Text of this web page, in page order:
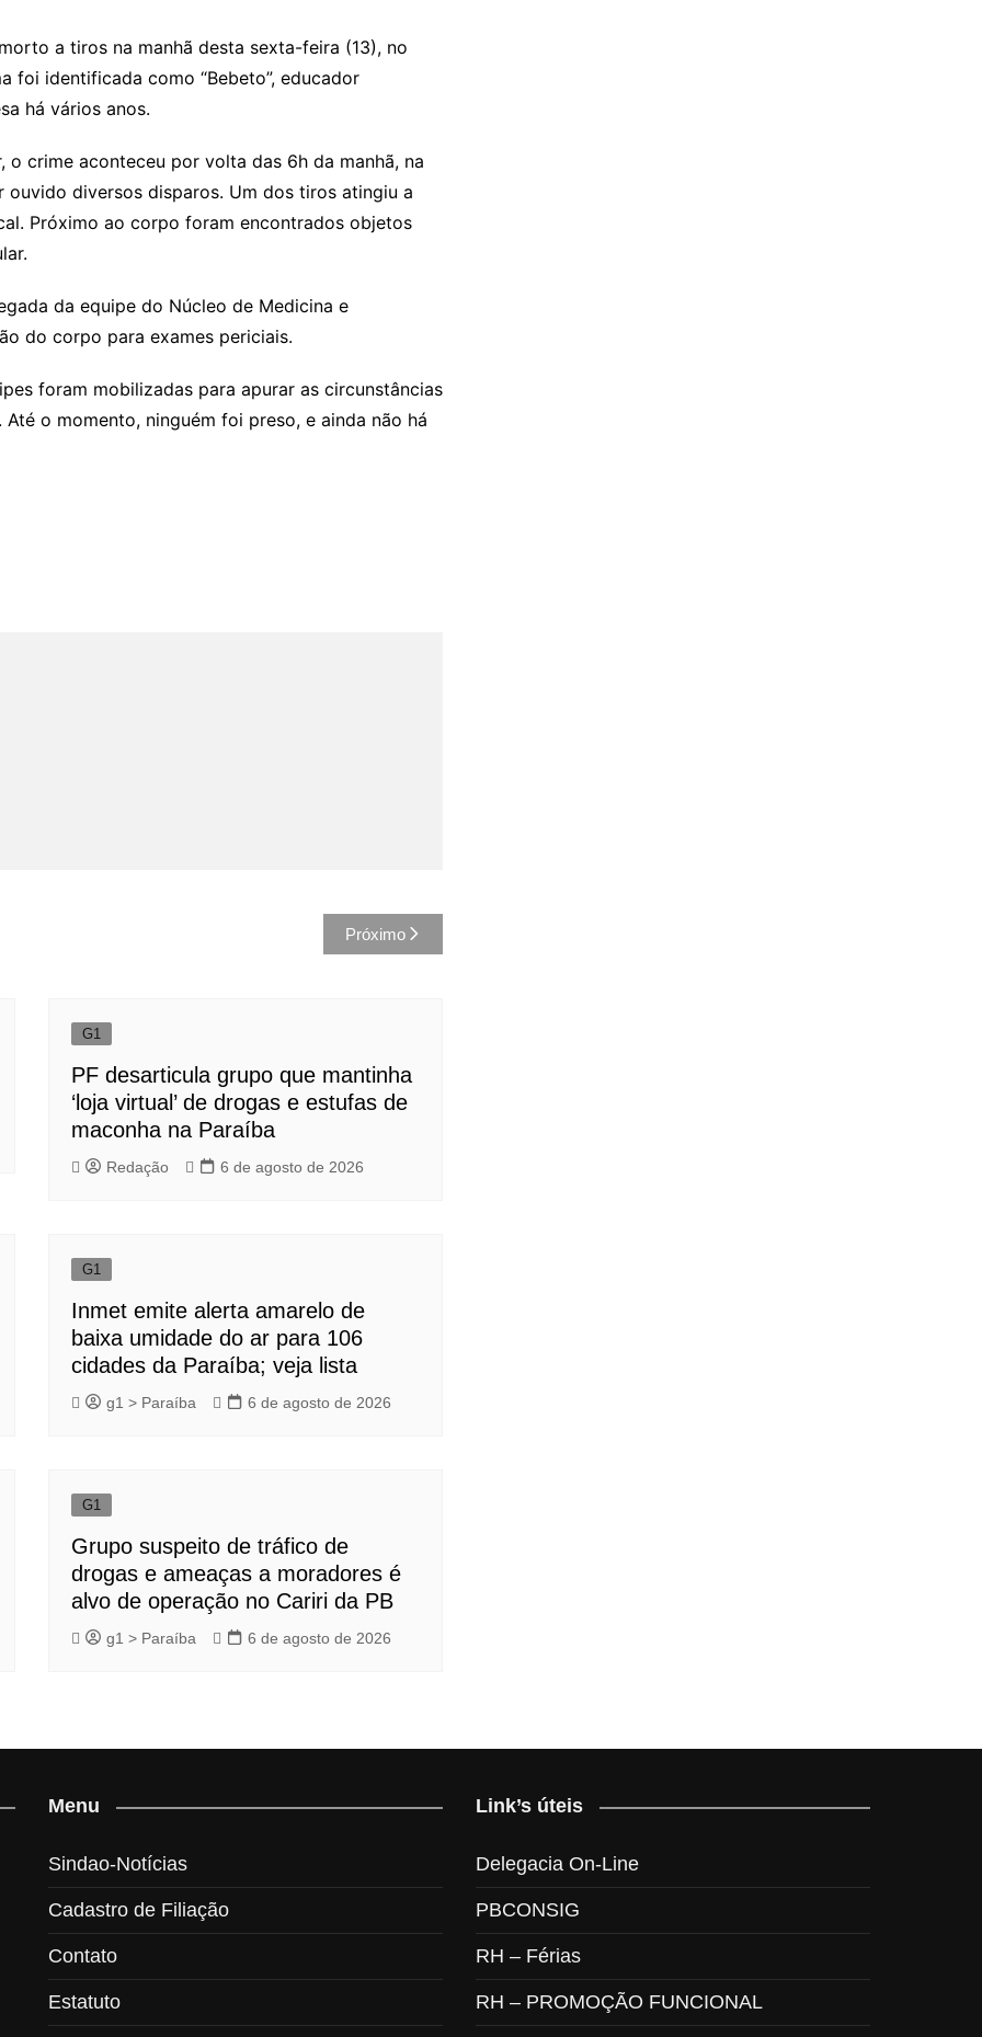
a tiros na manhã desta sexta-feira (13), no
foi identificada como “Bebeto”, educador
há vários anos.
crime aconteceu por volta das 6h da manhã, na
ouvido diversos disparos. Um dos tiros atingiu a
Próximo ao corpo foram encontrados objetos
da equipe do Núcleo de Medicina e
do corpo para exames periciais.
foram mobilizadas para apurar as circunstâncias
o momento, ninguém foi preso, e ainda não há
Próximo
G1
PF desarticula grupo que mantinha
‘loja virtual’ de drogas e estufas de
maconha na Paraíba
Redação 6 de agosto de 2026
G1
Inmet emite alerta amarelo de
baixa umidade do ar para 106
cidades da Paraíba; veja lista
g1 > Paraíba 6 de agosto de 2026
G1
Grupo suspeito de tráfico de
drogas e ameaças a moradores é
alvo de operação no Cariri da PB
g1 > Paraíba 6 de agosto de 2026
Menu
Sindao-Notícias
Cadastro de Filiação
Contato
Estatuto
Link’s úteis
Delegacia On-Line
PBCONSIG
RH – Férias
RH – PROMOÇÃO FUNCIONAL